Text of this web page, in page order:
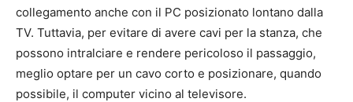
collegamento anche con il PC posizionato lontano dalla
TV. Tuttavia, per evitare di avere cavi per la stanza, che
possono intralciare e rendere pericoloso il passaggio,
meglio optare per un cavo corto e posizionare, quando
possibile, il computer vicino al televisore.